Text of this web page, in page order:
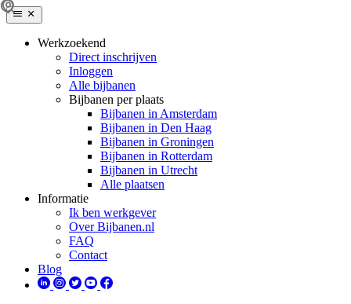
Werkzoekend
Direct inschrijven
Inloggen
Alle bijbanen
Bijbanen per plaats
Bijbanen in Amsterdam
Bijbanen in Den Haag
Bijbanen in Groningen
Bijbanen in Rotterdam
Bijbanen in Utrecht
Alle plaatsen
Informatie
Ik ben werkgever
Over Bijbanen.nl
FAQ
Contact
Blog